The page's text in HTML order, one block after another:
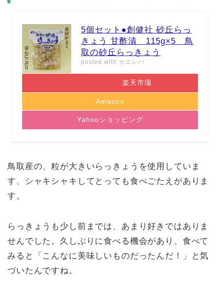
5個セット●創健社 砂丘らっ
きょう 甘酢漬 115g×5 鳥
取の砂丘らっきょう
posted with カエレバ
楽天市場
Amazon
Yahooショッピング
鳥取産の、粒が大きいらっきょうを使用していま
す、シャキシャキしてとっても食べごたえがありま
す。
らっきょうも少し前までは、あまり好きではありま
せんでした。久しぶりに食べる機会があり、食べて
みると「こんなに美味しいものだったんだ！」と気
づいたんですね。